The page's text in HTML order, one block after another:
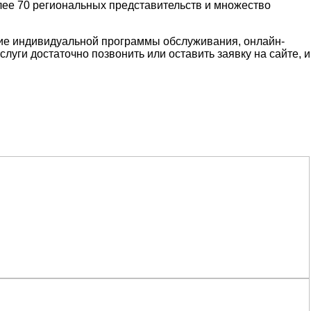
70 региональных представительств и множество
индивидуальной программы обслуживания, онлайн-
достаточно позвонить или оставить заявку на сайте, и